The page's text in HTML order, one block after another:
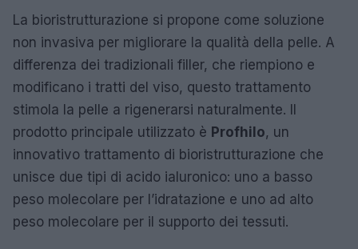
La bioristrutturazione si propone come soluzione
non invasiva per migliorare la qualità della pelle. A
differenza dei tradizionali filler, che riempiono e
modificano i tratti del viso, questo trattamento
stimola la pelle a rigenerarsi naturalmente. Il
prodotto principale utilizzato è Profhilo, un
innovativo trattamento di bioristrutturazione che
unisce due tipi di acido ialuronico: uno a basso
peso molecolare per l’idratazione e uno ad alto
peso molecolare per il supporto dei tessuti.